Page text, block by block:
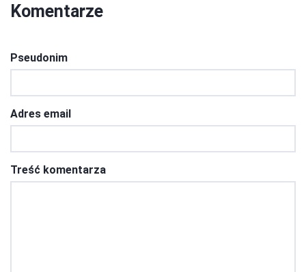
Komentarze
Pseudonim
Adres email
Treść komentarza